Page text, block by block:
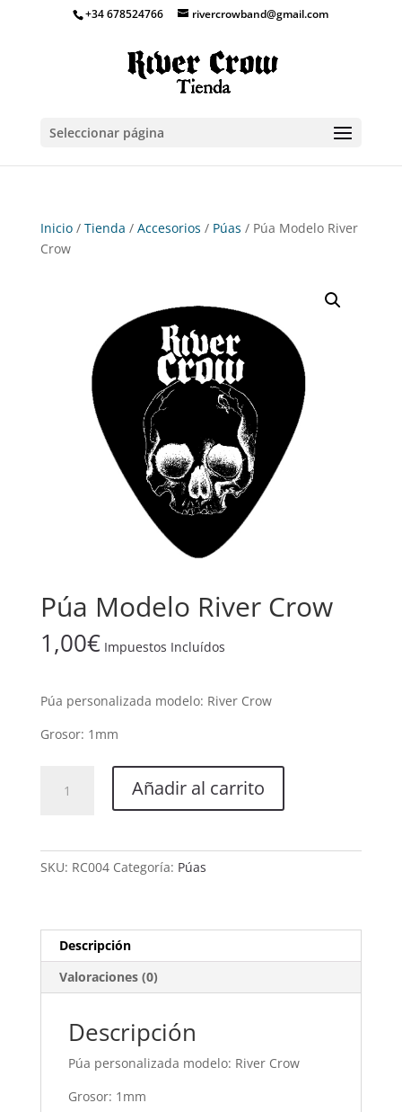
+34 678524766 rivercrowband@gmail.com
Seleccionar página
Inicio/ Tienda / Accesorios / Púas / Púa Modelo River
Crow
Púa Modelo River Crow
1,00€ Impuestos Incluídos
Púa personalizada modelo: River Crow
Grosor: 1mm
Modelo
Añadir al carrito
SKU: RC004 Categoría: Púas
Descripción
Valoraciones (0)
Descripción
Púa personalizada modelo: River Crow
Grosor: 1mm